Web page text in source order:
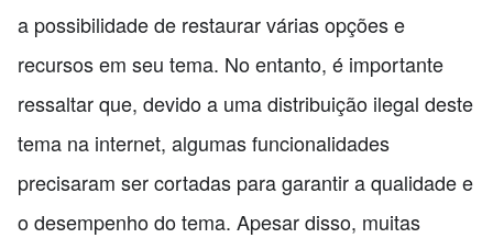
a possibilidade de restaurar várias opções e
recursos em seu tema. No entanto, é importante
ressaltar que, devido a uma distribuição ilegal deste
tema na internet, algumas funcionalidades
precisaram ser cortadas para garantir a qualidade e
o desempenho do tema. Apesar disso, muitas